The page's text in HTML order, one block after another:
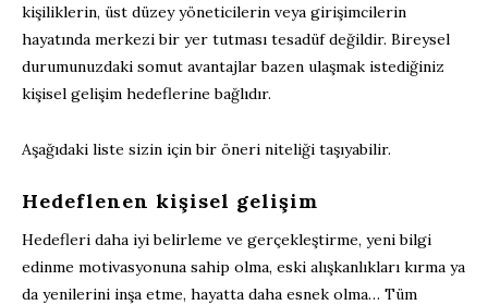
kişiliklerin, üst düzey yöneticilerin veya girişimcilerin
hayatında merkezi bir yer tutması tesadüf değildir. Bireysel
durumunuzdaki somut avantajlar bazen ulaşmak istediğiniz
kişisel gelişim hedeflerine bağlıdır.
Aşağıdaki liste sizin için bir öneri niteliği taşıyabilir.
Hedeflenen kişisel gelişim
Hedefleri daha iyi belirleme ve gerçekleştirme, yeni bilgi
edinme motivasyonuna sahip olma, eski alışkanlıkları kırma ya
da yenilerini inşa etme, hayatta daha esnek olma… Tüm